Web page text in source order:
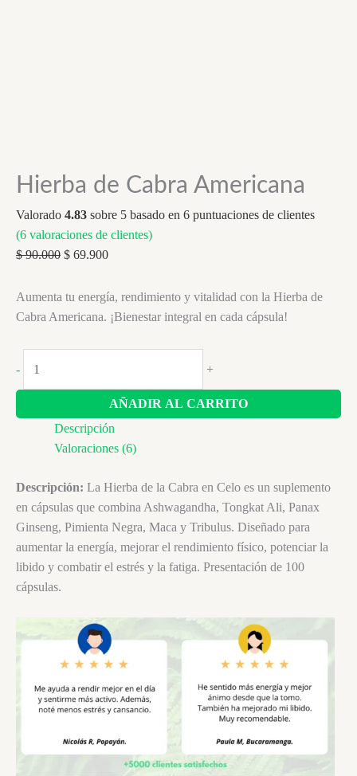
Hierba de Cabra Americana
Valorado 4.83 sobre 5 basado en 6 puntuaciones de clientes
(6 valoraciones de clientes)
$90.000 Original
was:
$ 90.000.
$ 69.900Current
is:
$ 69.900.
Aumenta tu energía, rendimiento y vitalidad con la Hierba de
Cabra Americana. ¡Bienestar integral en cada cápsula!
-
Americana
+
AÑADIR AL CARRITO
Descripción
Valoraciones (6)
Descripción: La Hierba de la Cabra en Celo es un suplemento
en cápsulas que combina Ashwagandha, Tongkat Ali, Panax
Ginseng, Pimienta Negra, Maca y Tribulus. Diseñado para
aumentar la energía, mejorar el rendimiento físico, potenciar la
libido y combatir el estrés y la fatiga. Presentación de 100
cápsulas.